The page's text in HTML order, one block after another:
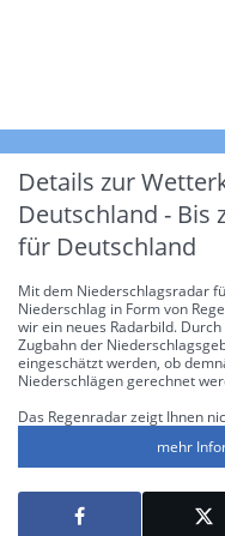
Details zur
Deutschland - Bis
für Deutschland
Mit dem Niederschlagsradar
Niederschlag in Form von
wir ein neues Radarbild.
Zugbahn der
eingeschätzt werden, ob
Niederschlägen gerechnet
Das Regenradar zeigt Ihnen
die Niederschlagsintensität.
jeweils auf die
Schneefall. Die 6 Stufen sind
symbolisieren leichte bis
Intensität bis 8.1 l/m² pro
mehr